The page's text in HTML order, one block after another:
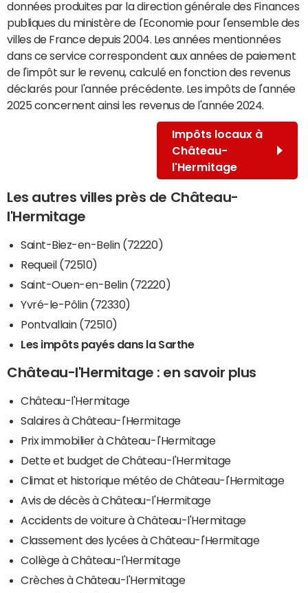
données produites par la direction générale des Finances
publiques du ministère de l'Economie pour l'ensemble des
villes de France depuis 2004. Les années mentionnées
dans ce service correspondent aux années de paiement
de l'impôt sur le revenu, calculé en fonction des revenus
déclarés pour l'année précédente. Les impôts de l'année
2025 concernent ainsi les revenus de l'année 2024.
Impôts locaux à
Château-
l'Hermitage
Les autres villes près de Château-
l'Hermitage
Saint-Biez-en-Belin (72220)
Requeil (72510)
Saint-Ouen-en-Belin (72220)
Yvré-le-Pôlin (72330)
Pontvallain (72510)
Les impôts payés dans la Sarthe
Château-l'Hermitage : en savoir plus
Château-l'Hermitage
Salaires à Château-l'Hermitage
Prix immobilier à Château-l'Hermitage
Dette et budget de Château-l'Hermitage
Climat et historique météo de Château-l'Hermitage
Avis de décès à Château-l'Hermitage
Accidents de voiture à Château-l'Hermitage
Classement des lycées à Château-l'Hermitage
Collège à Château-l'Hermitage
Crèches à Château-l'Hermitage